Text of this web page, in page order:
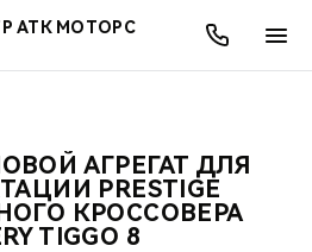
АТК МОТОРС
МОДЕЛИ
CHERY
АКЦИИСЕРВИСЫ
АГРЕГАТ ДЛЯ
PRESTIGE
КРОССОВЕРА
TIGGO 8